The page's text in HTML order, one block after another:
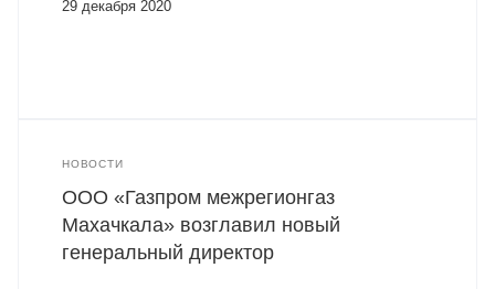
29 декабря 2020
НОВОСТИ
ООО «Газпром межрегионгаз
Махачкала» возглавил новый
генеральный директор